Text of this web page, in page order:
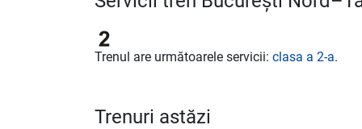
Trenul are următoarele servicii: clasa a 2-a.
Trenuri astăzi